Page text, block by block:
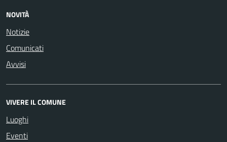
NOVITÀ
Notizie
Comunicati
Avvisi
VIVERE IL COMUNE
Luoghi
Eventi